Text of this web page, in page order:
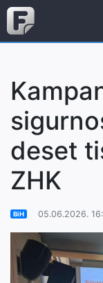
deset
ZHK
BiH 05.06.2026.